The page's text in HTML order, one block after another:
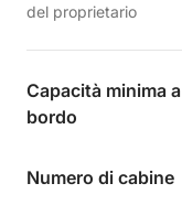
del proprietario
Capacità minima a
bordo
Numero di cabine